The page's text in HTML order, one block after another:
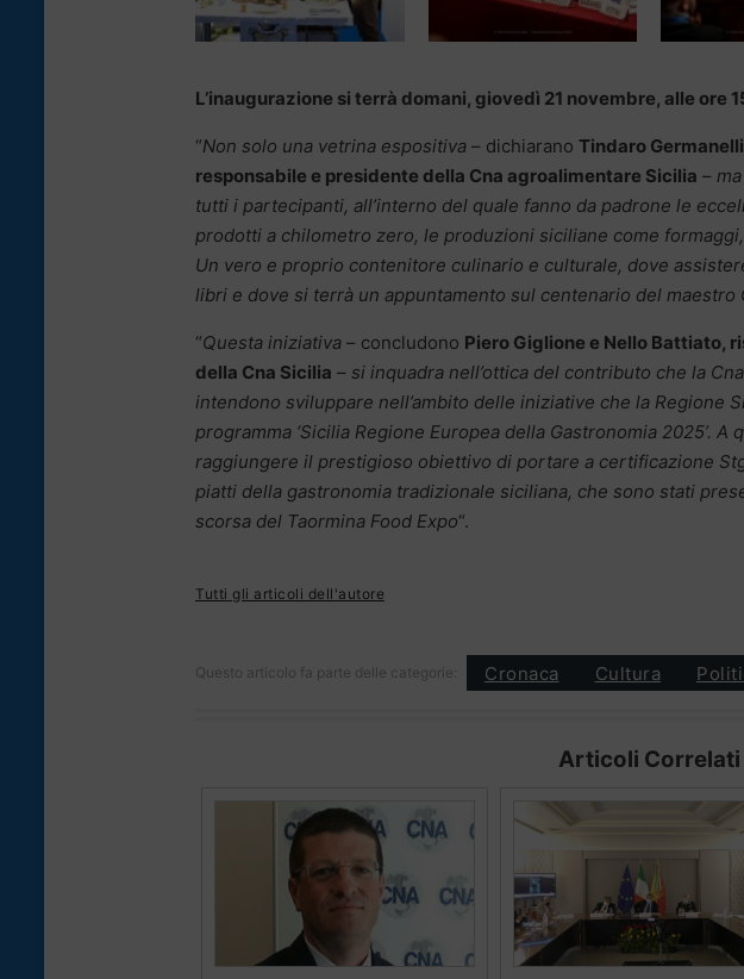
L’inaugurazione si terrà domani, giovedì 21 novembre, alle ore
“Non solo una vetrina espositiva – dichiarano Tindaro
responsabile e presidente della Cna agroalimentare Sicilia –
tutti i partecipanti, all’interno del quale fanno da padrone le
prodotti a chilometro zero, le produzioni siciliane come
Un vero e proprio contenitore culinario e culturale, dove
libri e dove si terrà un appuntamento sul centenario del
“Questa iniziativa – concludono Piero Giglione e Nello Battiato,
della Cna Sicilia – si inquadra nell’ottica del contributo che la
intendono sviluppare nell’ambito delle iniziative che la Regione
programma ‘Sicilia Regione Europea della Gastronomia 2025’.
raggiungere il prestigioso obiettivo di portare a certificazione
piatti della gastronomia tradizionale siciliana, che sono stati
scorsa del Taormina Food Expo“.
Tutti gli articoli dell'autore
Questo articolo fa parte delle categorie: Cronaca Cultura
Articoli Correlati